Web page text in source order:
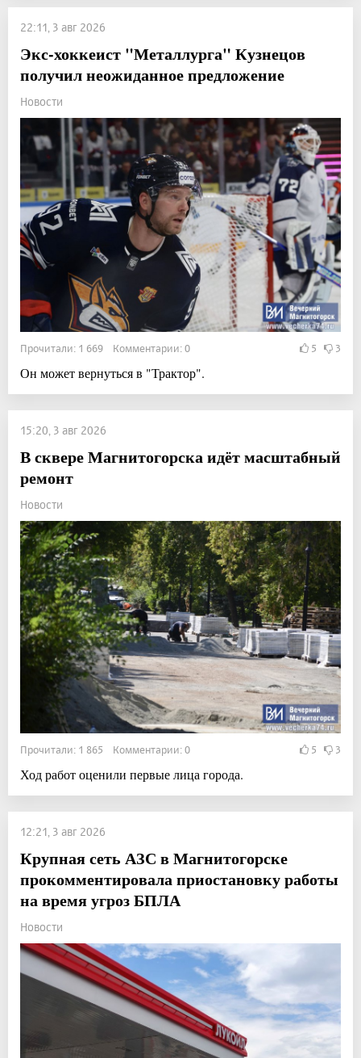
22:11, 3 авг 2026
Экс-хоккеист "Металлурга" Кузнецов
получил неожиданное предложение
Новости
Прочитали: 1 669 Комментарии: 0 5 3
Он может вернуться в "Трактор".
15:20, 3 авг 2026
В сквере Магнитогорска идёт масштабный
ремонт
Новости
Прочитали: 1 865 Комментарии: 0 5 3
Ход работ оценили первые лица города.
12:21, 3 авг 2026
Крупная сеть АЗС в Магнитогорске
прокомментировала приостановку работы
на время угроз БПЛА
Новости